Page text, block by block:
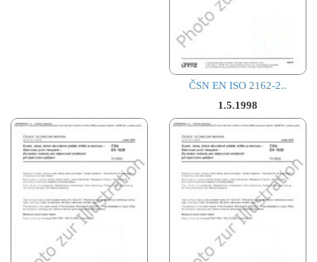
ČSN EN ISO 2162-2..
1.5.1998